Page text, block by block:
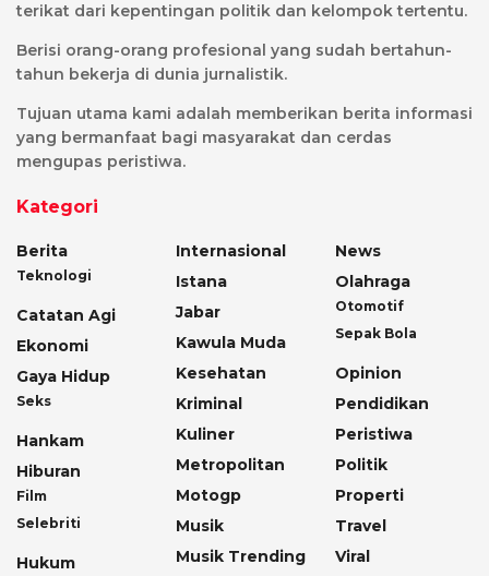
terikat dari kepentingan politik dan kelompok tertentu.
Berisi orang-orang profesional yang sudah bertahun-
tahun bekerja di dunia jurnalistik.
Tujuan utama kami adalah memberikan berita informasi
yang bermanfaat bagi masyarakat dan cerdas
mengupas peristiwa.
Kategori
Berita
Teknologi
Catatan Agi
Ekonomi
Gaya Hidup
Seks
Hankam
Hiburan
Film
Selebriti
Hukum
Internasional
Istana
Jabar
Kawula Muda
Kesehatan
Kriminal
Kuliner
Metropolitan
Motogp
Musik
Musik Trending
News
Olahraga
Otomotif
Sepak Bola
Opinion
Pendidikan
Peristiwa
Politik
Properti
Travel
Viral